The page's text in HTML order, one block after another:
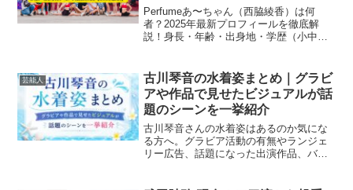
（父母妹）まで徹底解説【2025
最新】
Perfumeあ〜ちゃん（西脇綾香）は何
者？2025年最新プロフィールを徹底解
説！身長・年齢・出身地・学歴（小中高
も網羅した決定版まとめです。
芸能人
古川琴音の水着姿まとめ｜グラビ
アや作品で見せたビジュアルが話
題のシーンを一挙紹介
古川琴音さんの水着姿はあるのか気にな
る方へ。グラビア活動の有無やランジェ
リー広告、話題になった出演作品、バレ